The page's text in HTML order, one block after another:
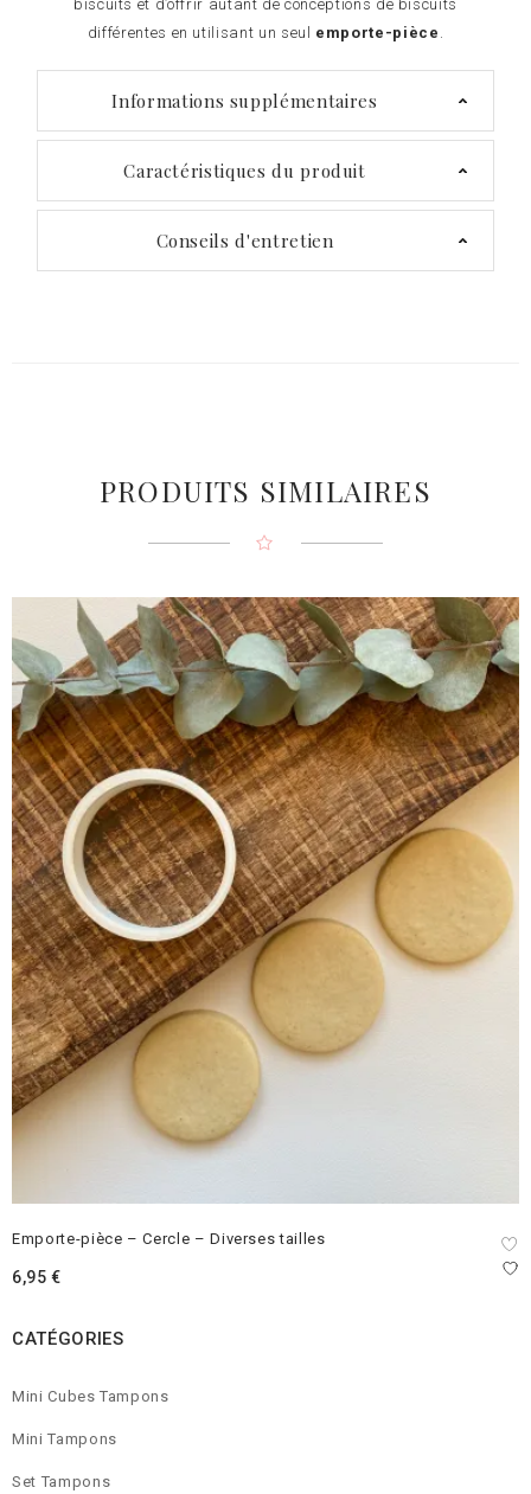
CATÉGORIES
Mini Cubes Tampons
Mini Tampons
Set Tampons
biscuits et d’offrir autant de conceptions de biscuits
différentes en utilisant un seul emporte-pièce
Informations supplémentaires
Caractéristiques du produit
Conseils d'entretien
PRODUITS SIMILAIRES
Emporte-pièce – Cercle – Diverses tailles
6,95€